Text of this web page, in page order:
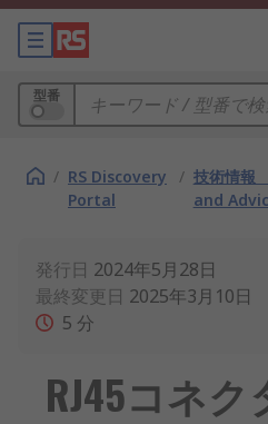
型番
/ RS Discovery
Portal
/ 技術情
and
発行日 2024年5月28日
最終変更日 2025年3月10日
5 分
RJ45コネ